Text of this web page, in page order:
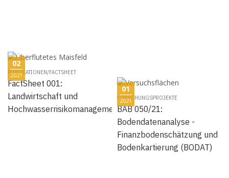
02
2021
PUBLIKATIONEN/FACTSHEET
FactSheet 001:
Landwirtschaft und
Hochwasserrisikomanagement
01
2021
FORSCHUNGSPROJEKTE
BAB 050/21:
Bodendatenanalyse -
Finanzbodenschätzung und
Bodenkartierung (BODAT)